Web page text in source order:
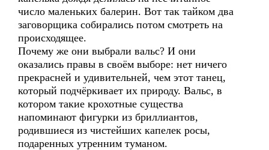
число маленьких балерин. Вот так тайком два
заговорщика собирались потом смотреть на
происходящее.
Почему же они выбрали вальс? И они
оказались правы в своём выборе: нет ничего
прекрасней и удивительней, чем этот танец,
который подчёркивает их природу. Вальс, в
котором такие крохотные существа
напоминают фигурки из бриллиантов,
родившиеся из чистейших капелек росы,
подаренных утренним туманом.